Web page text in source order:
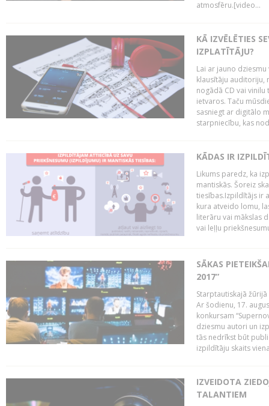
atmosfēru.[video...
KĀ IZVĒLĒTIES
IZPLATĪTĀJU?
Lai ar jauno
klausītāju auditoriju,
nogādā CD vai
ietvaros. Taču
sasniegt ar digitālo
starpniecību, kas
KĀDAS IR
Likums paredz, ka
mantiskās. Šoreiz
tiesības.Izpildītājs ir
kura atveido lomu,
literāru vai mākslas
vai leļļu
SĀKAS
2017”
Starptautiskajā
Ar šodienu, 17.
konkursam
dziesmu autori un
tās nedrīkst būt
izpildītāju skaits
IZVEIDOTA
TALANTIEM